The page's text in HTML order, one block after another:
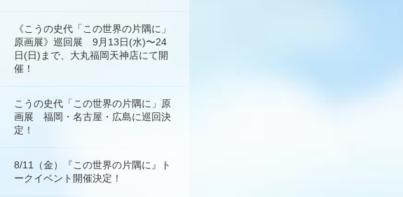
《こうの史代「この世界の片隅に」
原画展》巡回展 9月13日(水)〜24
日(日)まで、大丸福岡天神店にて開
催！
こうの史代「この世界の片隅に」原
画展 福岡・名古屋・広島に巡回決
定！
8/11（金）『この世界の片隅に』ト
ークイベント開催決定！